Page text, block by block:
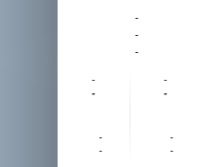
-
-
-
-
-
-
-
-
-
-
-